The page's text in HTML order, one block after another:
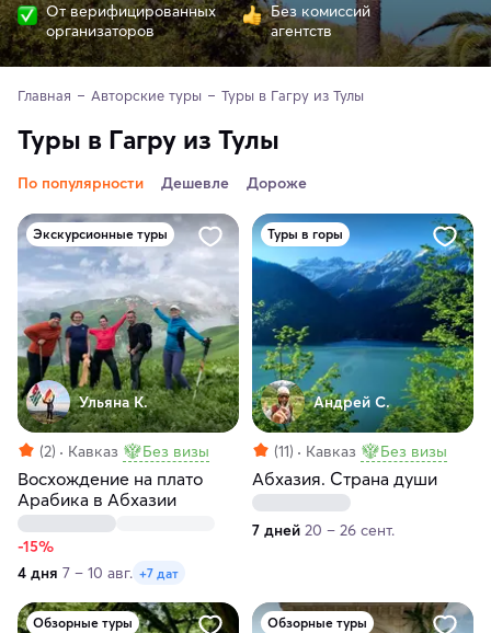
От верифицированных
организаторов
Без комиссий
агентств
Главная Авторские туры Туры в Гагру из Тулы
Туры в Гагру из Тулы
По популярности Дешевле Дороже
Экскурсионные туры
Ульяна К.
(2) Кавказ Без визы
Восхождение на плато
Арабика в Абхазии
-15%
4 дня 7 – 10 авг. +7 дат
Туры в горы
Андрей С.
(11) Кавказ Без визы
Абхазия. Страна души
7 дней 20 – 26 сент.
Обзорные туры Обзорные туры